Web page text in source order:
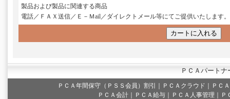
製品および製品に関連する商品
電話／ＦＡＸ送信／Ｅ－Ｍail／ダイレクトメール等にてご提供いたします。
ＰＣＡパート
ＰＣＡ年間保守（ＰＳＳ会員）割引 ＰＣＡクラウド
ＰＣ
ＰＣＡ会計｜ＰＣＡ給与｜ＰＣＡ人事管理｜